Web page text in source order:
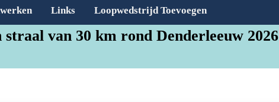
Links Loopwedstrijd Toevoegen
van 30 km rond Denderleeuw 2026